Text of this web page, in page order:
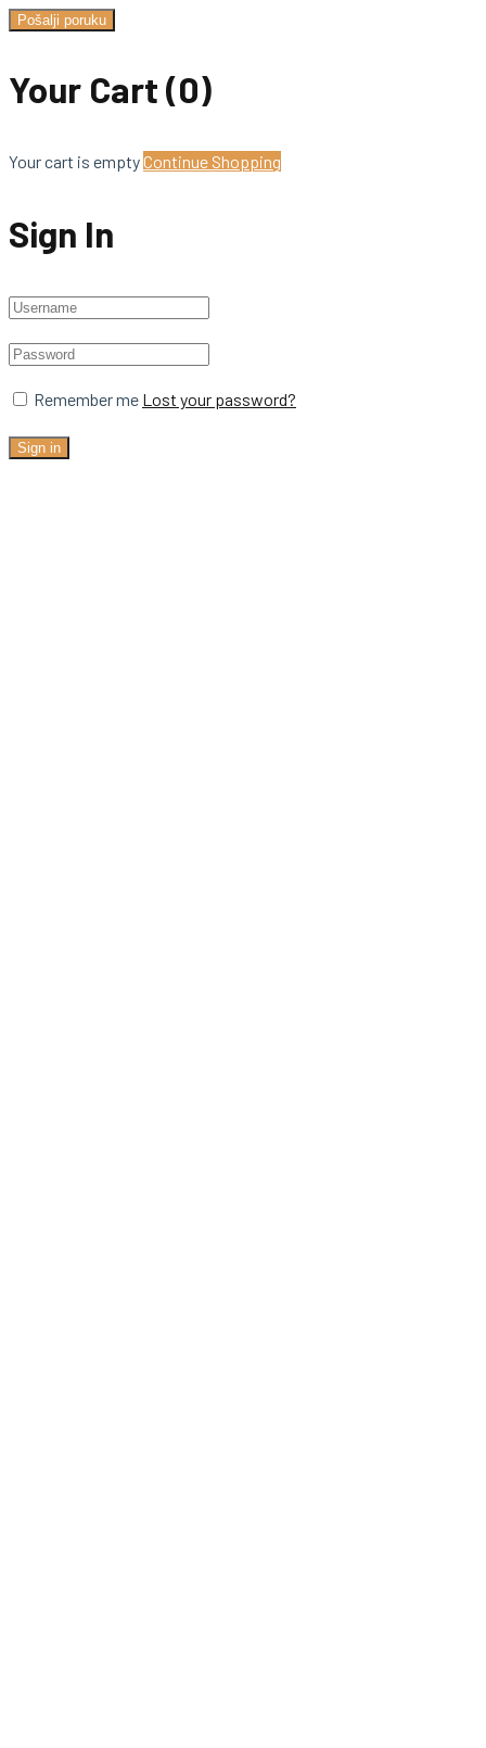
Pošalji poruku
Your Cart (0)
Your cart is emptyContinue Shopping
Sign In
Remember me Lost your password?
Sign in